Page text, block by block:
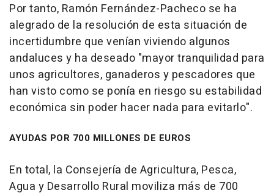
Por tanto, Ramón Fernández-Pacheco se ha
alegrado de la resolución de esta situación de
incertidumbre que venían viviendo algunos
andaluces y ha deseado "mayor tranquilidad para
unos agricultores, ganaderos y pescadores que
han visto como se ponía en riesgo su estabilidad
económica sin poder hacer nada para evitarlo".
AYUDAS POR 700 MILLONES DE EUROS
En total, la Consejería de Agricultura, Pesca,
Agua y Desarrollo Rural moviliza más de 700